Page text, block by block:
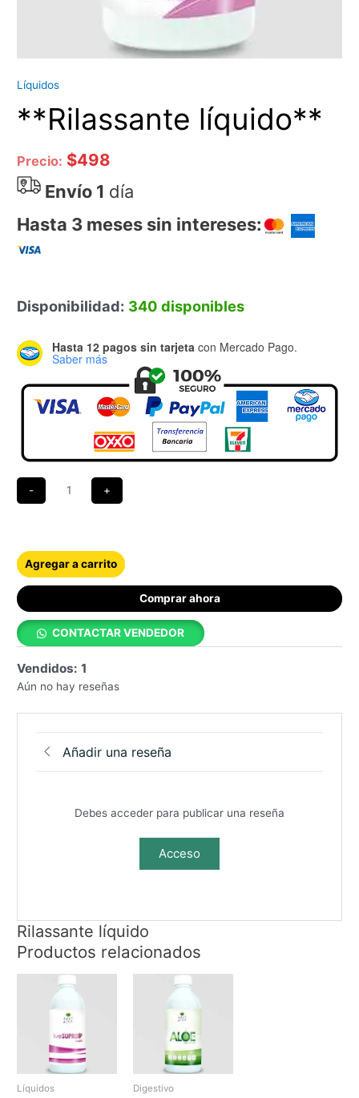
Líquidos
**Rilassante líquido**
Precio: $498
Envío 1 día
Hasta 3 meses sin intereses:
Disponibilidad: 340 disponibles
Hasta 12 pagos sin tarjeta con Mercado Pago.
Saber más
Agregar a carrito
Comprar ahora
CONTACTAR VENDEDOR
Vendidos: 1
Aún no hay reseñas
Añadir una reseña
Debes acceder para publicar una reseña
Acceso
Rilassante líquido
Productos relacionados
Líquidos Digestivo